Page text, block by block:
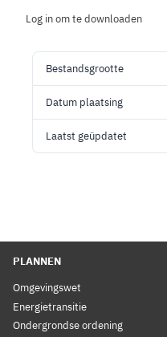
Log in om te downloaden
Bestandsgrootte
Datum plaatsing
Laatst geüpdatet
PLANNEN
Omgevingswet
Energietransitie
Ondergrondse ordening